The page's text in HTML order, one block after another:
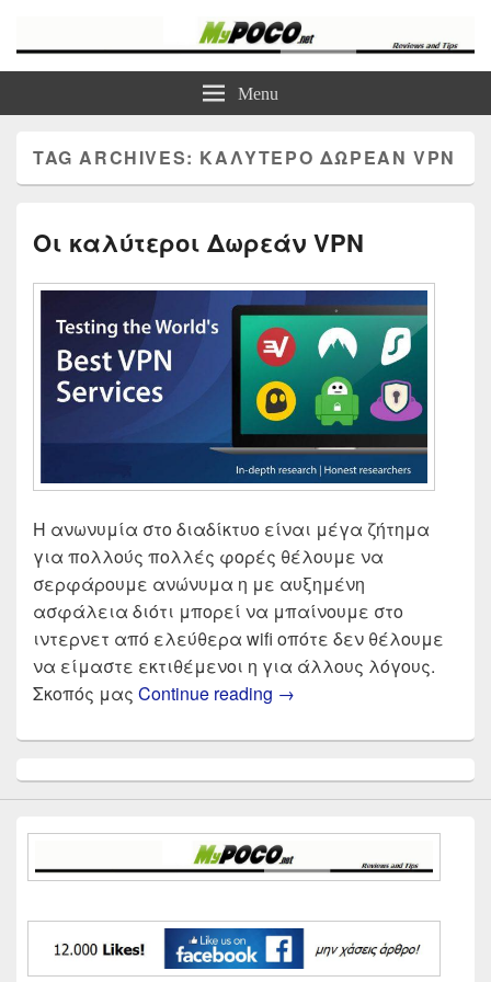
Τα καλύτερα Reviews , Συγκρίσεις , VPN , Webhosting
Menu
TAG ARCHIVES: ΚΑΛΥΤΕΡΟ ΔΩΡΕΑΝ VPN
Οι καλύτεροι Δωρεάν VPN
Η ανωνυμία στο διαδίκτυο είναι μέγα ζήτημα
για πολλούς πολλές φορές θέλουμε να
σερφάρουμε ανώνυμα η με αυξημένη
ασφάλεια διότι μπορεί να μπαίνουμε στο
ιντερνετ από ελεύθερα wifi οπότε δεν θέλουμε
να είμαστε εκτιθέμενοι η για άλλους λόγους.
Σκοπός μας Continue reading Οι καλύτεροι Δωρεάν
→
Sidebar
Widget